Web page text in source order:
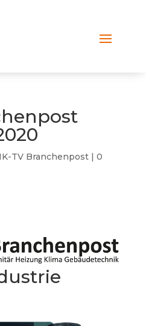
TV Branchenpost| 0